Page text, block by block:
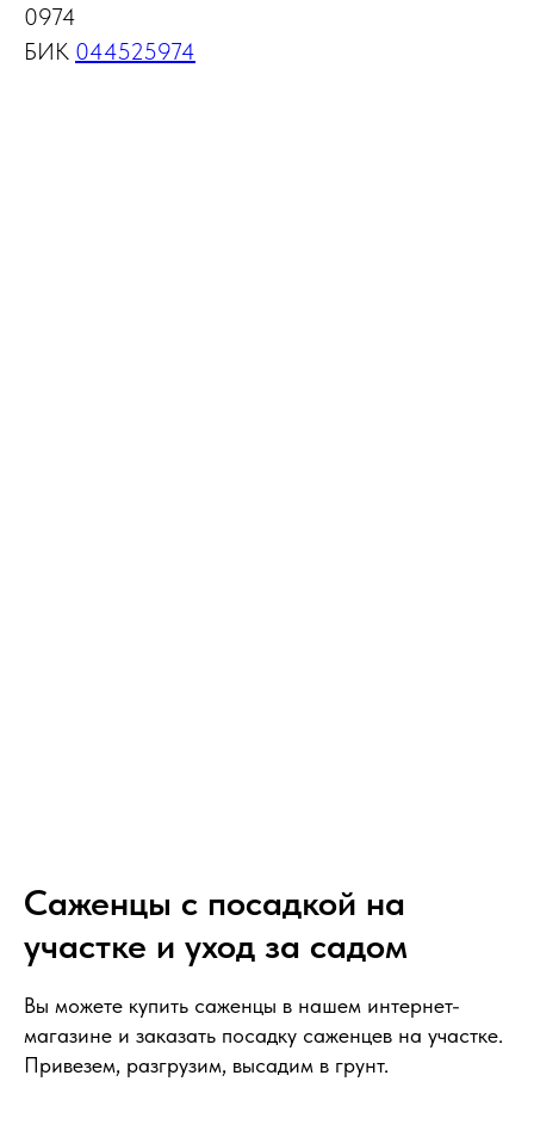
0974
БИК 044525974
Саженцы с посадкой на
участке и уход за садом
Вы можете купить саженцы в нашем интернет-
магазине и заказать посадку саженцев на участке.
Привезем, разгрузим, высадим в грунт.